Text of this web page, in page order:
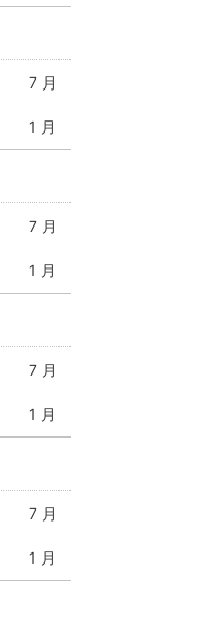
7 月
1 月
7 月
1 月
7 月
1 月
7 月
1 月